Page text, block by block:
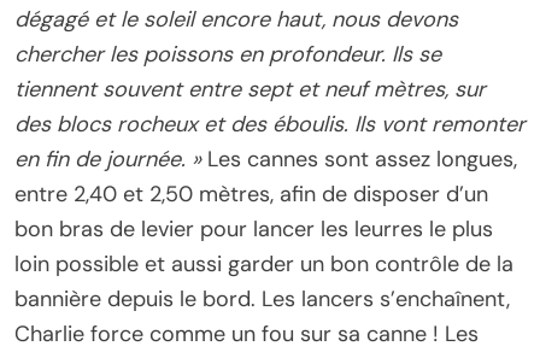
dégagé et le soleil encore haut, nous devons
chercher les poissons en profondeur. Ils se
tiennent souvent entre sept et neuf mètres, sur
des blocs rocheux et des éboulis. Ils vont remonter
en fin de journée. »Les cannes sont assez longues,
entre 2,40 et 2,50 mètres, afin de disposer d’un
bon bras de levier pour lancer les leurres le plus
loin possible et aussi garder un bon contrôle de la
bannière depuis le bord. Les lancers s’enchaînent,
Charlie force comme un fou sur sa canne ! Les